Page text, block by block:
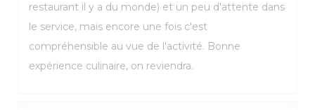
restaurant il y a du monde) et un peu d'attente dans
le service, mais encore une fois c'est
compréhensible au vue de l'activité. Bonne
expérience culinaire, on reviendra.